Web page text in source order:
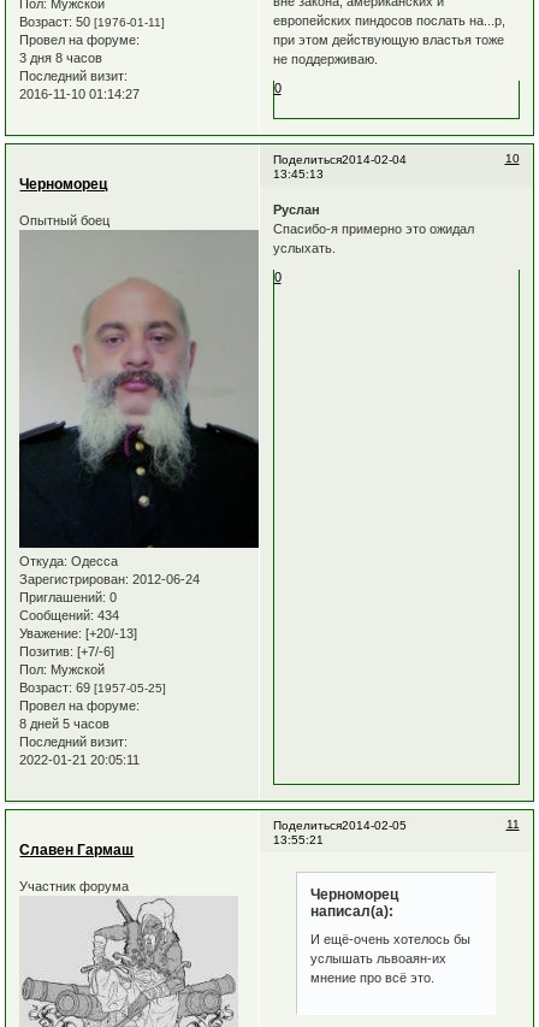
Пол: Мужской
Возраст: 50[1976-01-11]
Провел на форуме:
3 дня 8 часов
Последний визит:
2016-11-10 01:14:27
европейских пиндосов послать на...р,
при этом действующую властья тоже
не поддерживаю.
0
Поделиться 10
2014-02-04
13:45:13
Черноморец
Опытный боец
Откуда: Одесса
Зарегистрирован: 2012-06-24
Приглашений: 0
Сообщений: 434
Уважение: [+20/-13]
Позитив: [+7/-6]
Пол: Мужской
Возраст: 69[1957-05-25]
Провел на форуме:
8 дней 5 часов
Последний визит:
2022-01-21 20:05:11
Руслан
Спасибо-я примерно это ожидал
услыхать.
0
Поделиться 11
2014-02-05
13:55:21
Славен Гармаш
Участник форума
Черноморец
написал(а):
И ещё-очень хотелось бы
услышать львоаян-их
мнение про всё это.